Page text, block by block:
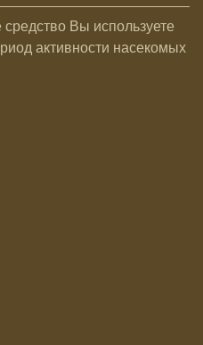
средство Вы используете
активности насекомых